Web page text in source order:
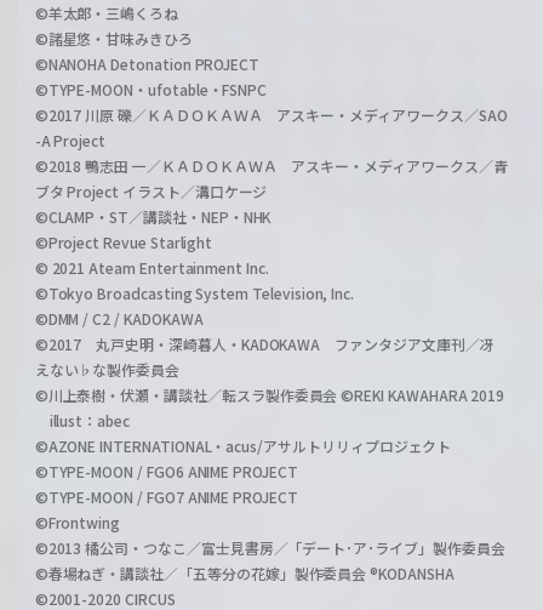
©羊太郎・三嶋くろね
©諸星悠・甘味みきひろ
©NANOHA Detonation PROJECT
©TYPE-MOON・ufotable・FSNPC
©2017 川原 礫／ＫＡＤＯＫＡＷＡ アスキー・メディアワークス／SAO
-A Project
©2018 鴨志田 一／ＫＡＤＯＫＡＷＡ アスキー・メディアワークス／青
ブタ Project イラスト／溝口ケージ
©CLAMP・ST／講談社・NEP・NHK
©Project Revue Starlight
© 2021 Ateam Entertainment Inc.
©Tokyo Broadcasting System Television, Inc.
©DMM / C2 / KADOKAWA
©2017 丸戸史明・深崎暮人・KADOKAWA ファンタジア文庫刊／冴
えない♭な製作委員会
©川上泰樹・伏瀬・講談社／転スラ製作委員会 ©REKI KAWAHARA 2019
illust：abec
©AZONE INTERNATIONAL・acus/アサルトリリィプロジェクト
©TYPE-MOON / FGO6 ANIME PROJECT
©TYPE-MOON / FGO7 ANIME PROJECT
©Frontwing
©2013 橘公司・つなこ／富士見書房／「デート･ア･ライブ」製作委員会
©春場ねぎ・講談社／「五等分の花嫁」製作委員会 ®KODANSHA
©2001-2020 CIRCUS